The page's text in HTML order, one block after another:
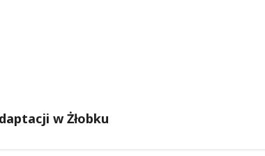
w Żłobku